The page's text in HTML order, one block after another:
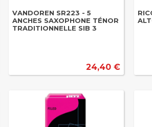
VANDOREN SR223 - 5
ANCHES SAXOPHONE TÉNOR
TRADITIONNELLE SIB 3
24,40 €